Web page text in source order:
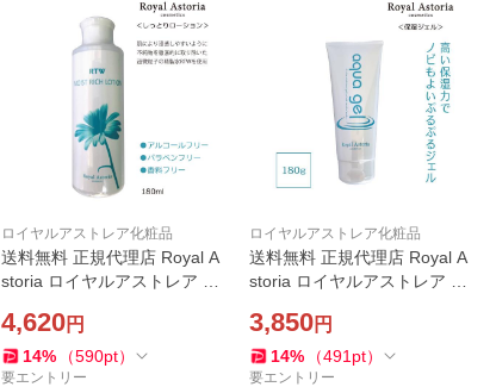
ロイヤルアストレア化粧品
送料無料 正規代理店 Royal A
storia ロイヤルアストレア R
イストリッチローション 180
ml ROYAL TRUE WATER ス
キンケア
4,620円
14% （590pt）
要エントリー
ロイヤルアストレア化粧品
送料無料 正規代理店 Royal A
storia ロイヤルアストレア a
チャージェル 180g スキンケ
ア
3,850円
14% （491 pt）
要エントリー